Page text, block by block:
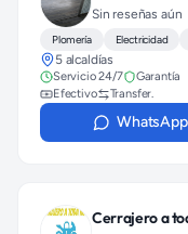
Sin reseñas aún
Plomería Electricidad
5 alcaldías
Servicio 24/7
Garantía
Efectivo
Transfer.
WhatsApp
Cerrajero a